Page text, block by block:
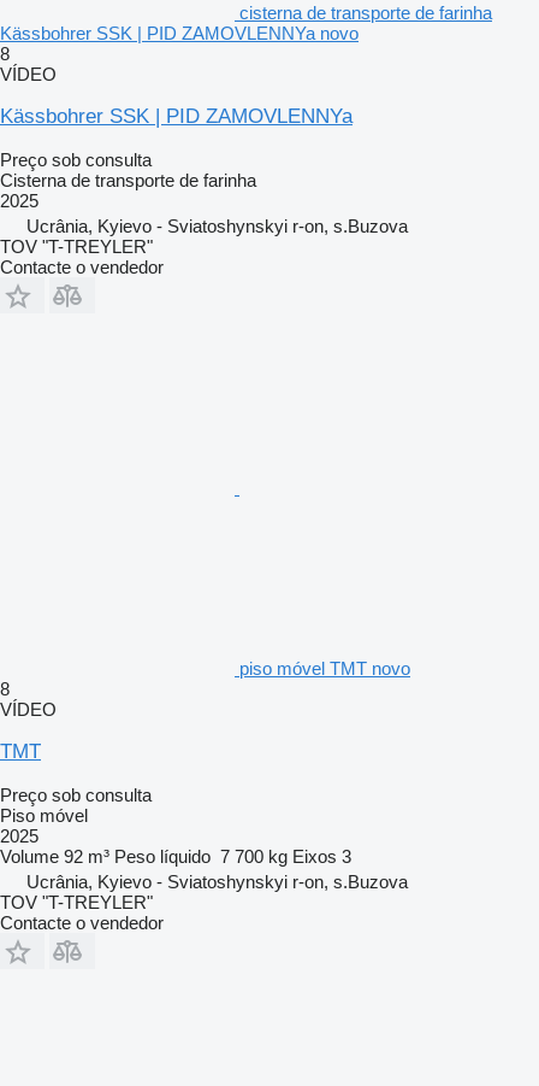
cisterna de transporte de farinha
Kässbohrer SSK | PID ZAMOVLENNYa novo
8
VÍDEO
Kässbohrer SSK | PID ZAMOVLENNYa
Preço sob consulta
Cisterna de transporte de farinha
2025
Ucrânia, Kyievo - Sviatoshynskyi r-on, s.Buzova
TOV "T-TREYLER"
Contacte o vendedor
piso móvel TMT novo
8
VÍDEO
TMT
Preço sob consulta
Piso móvel
2025
Volume 92 m³ Peso líquido 7 700 kg Eixos 3
Ucrânia, Kyievo - Sviatoshynskyi r-on, s.Buzova
TOV "T-TREYLER"
Contacte o vendedor